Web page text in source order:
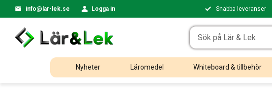
info@lar-lek.se Logga in Snabba leveranser
Nyheter Läromedel Whiteboard & tillbehör